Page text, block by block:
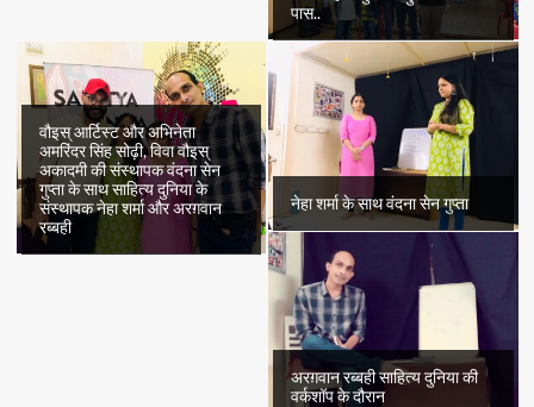
पास..
वौइस् आर्टिस्ट और अभिनेता
अमरिंदर सिंह सोढ़ी, विवा वौइस्
अकादमी की संस्थापक वंदना सेन
गुप्ता के साथ साहित्य दुनिया के
संस्थापक नेहा शर्मा और अरग़वान
रब्बही
नेहा शर्मा के साथ वंदना सेन गुप्ता
अरग़वान रब्बही साहित्य दुनिया की
वर्कशॉप के दौरान